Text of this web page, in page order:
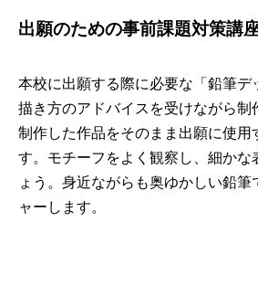
出願のための事前課題対策講
本校に出願する際に必要な「鉛筆デ
描き方のアドバイスを受けながら制
制作した作品をそのまま出願に使用
す。モチーフをよく観察し、細かな
ょう。身近ながらも奥ゆかしい鉛筆
ャーします。